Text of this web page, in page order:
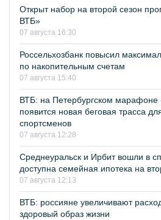
Открыт набор на второй сезон
ВТБ»
07 августа 16:30
Россельхозбанк повысил
по накопительным счетам
07 августа 15:40
ВТБ: на Петербургском марафоне
появится новая беговая трасса
спортсменов
07 августа 12:28
Среднеуральск и Ирбит вошли в
доступна семейная ипотека на
07 августа 12:13
ВТБ: россияне увеличивают
здоровый образ жизни